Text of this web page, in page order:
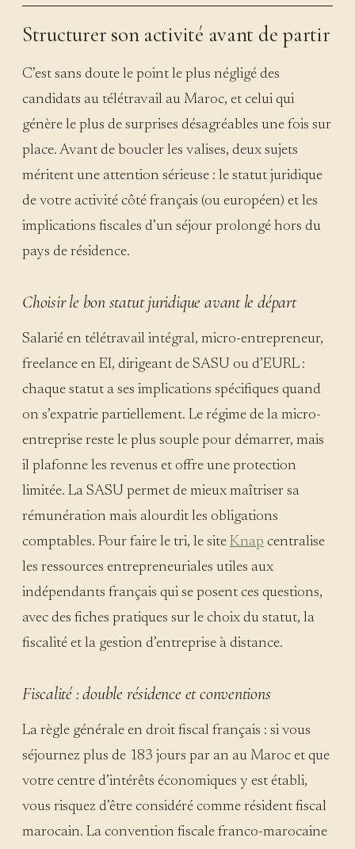
Structurer son activité avant de partir
C’est sans doute le point le plus négligé des
candidats au télétravail au Maroc, et celui qui
génère le plus de surprises désagréables une fois sur
place. Avant de boucler les valises, deux sujets
méritent une attention sérieuse : le statut juridique
de votre activité côté français (ou européen) et les
implications fiscales d’un séjour prolongé hors du
pays de résidence.
Choisir le bon statut juridique avant le départ
Salarié en télétravail intégral, micro-entrepreneur,
freelance en EI, dirigeant de SASU ou d’EURL :
chaque statut a ses implications spécifiques quand
on s’expatrie partiellement. Le régime de la micro-
entreprise reste le plus souple pour démarrer, mais
il plafonne les revenus et offre une protection
limitée. La SASU permet de mieux maîtriser sa
rémunération mais alourdit les obligations
comptables. Pour faire le tri, le site Knap centralise
les ressources entrepreneuriales utiles aux
indépendants français qui se posent ces questions,
avec des fiches pratiques sur le choix du statut, la
fiscalité et la gestion d’entreprise à distance.
Fiscalité : double résidence et conventions
La règle générale en droit fiscal français : si vous
séjournez plus de 183 jours par an au Maroc et que
votre centre d’intérêts économiques y est établi,
vous risquez d’être considéré comme résident fiscal
marocain. La convention fiscale franco-marocaine